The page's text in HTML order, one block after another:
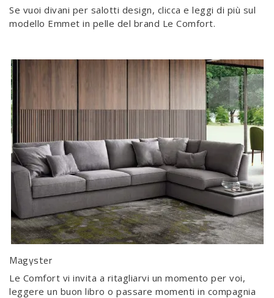
Se vuoi divani per salotti design, clicca e leggi di più sul
modello Emmet in pelle del brand Le Comfort.
Magyster
Le Comfort vi invita a ritagliarvi un momento per voi,
leggere un buon libro o passare momenti in compagnia